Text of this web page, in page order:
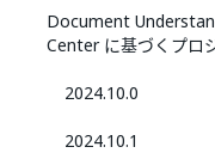
Document
Center に基づくプロ
2024.10.0
2024.10.1